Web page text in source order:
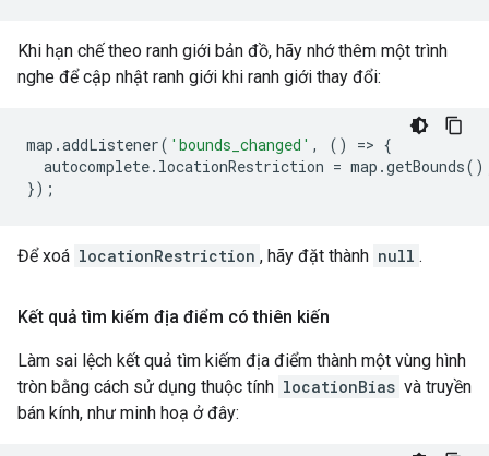
Khi hạn chế theo ranh giới bản đồ, hãy nhớ thêm một trình
nghe để cập nhật ranh giới khi ranh giới thay đổi:
map .addListener( 'bounds_changed' , () => {
autocomplete. locationRestriction = map .getBounds
});
Để xoá locationRestriction , hãy đặt thành null .
Kết quả tìm kiếm địa điểm có thiên kiến
Làm sai lệch kết quả tìm kiếm địa điểm thành một vùng hình
tròn bằng cách sử dụng thuộc tính locationBias và truyền
bán kính, như minh hoạ ở đây: